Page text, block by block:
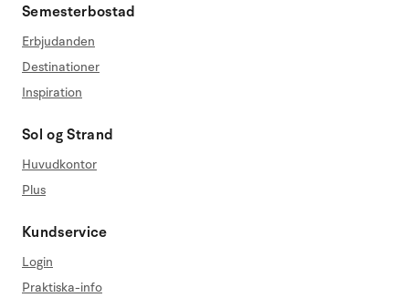
Semesterbostad
Erbjudanden
Destinationer
Inspiration
Sol og Strand
Huvudkontor
Plus
Kundservice
Login
Praktiska-info